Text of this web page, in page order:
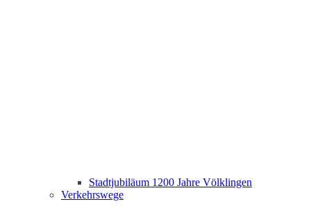
Stadtjubiläum 1200 Jahre Völklingen
Verkehrswege